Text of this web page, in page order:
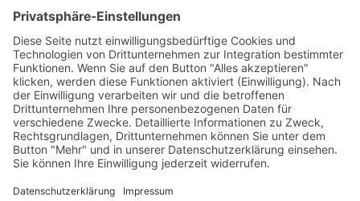
Sie möchten Ihre Reise durch Malaysia verlängern
und sind auf der Suche nach etwas Erholung am
Strand, nach Touren durch Nationalparks oder
nach weitere kulturellen Eindrücken von Land und
Leuten? Wir erstellen Ihnen gerne ein Angebot zu
einer Verlängerung Ihrer Reise! Die Hotels sind
dabei nur ein Vorschlag, wir können auch weitere
anbieten.